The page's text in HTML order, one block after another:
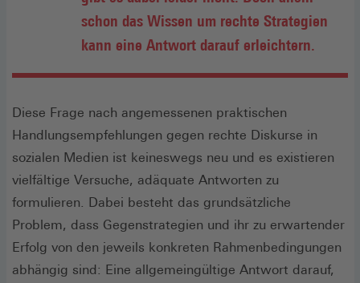
schon das Wissen um rechte Strategien
kann eine Antwort darauf erleichtern.
Diese Frage nach angemessenen praktischen
Handlungsempfehlungen gegen rechte Diskurse in
sozialen Medien ist keineswegs neu und es existieren
vielfältige Versuche, adäquate Antworten zu
formulieren. Dabei besteht das grundsätzliche
Problem, dass Gegenstrategien und ihr zu erwartender
Erfolg von den jeweils konkreten Rahmenbedingungen
abhängig sind: Eine allgemeingültige Antwort darauf,